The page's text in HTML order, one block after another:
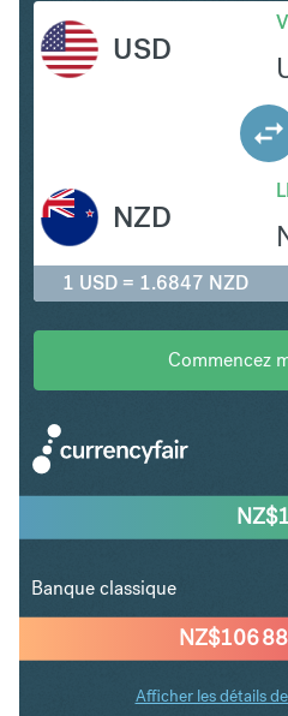
USD
NZD
1 USD = 1.6847 NZD
Commencez
NZ$106
NZ$
Banque classique
Afficher les détails